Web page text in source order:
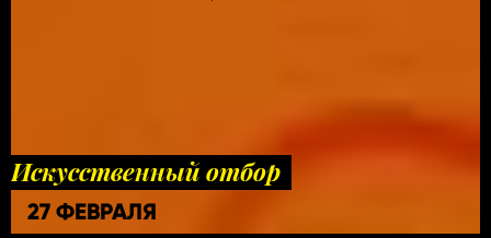
Искусственный отбор
27 ФЕВРАЛЯ